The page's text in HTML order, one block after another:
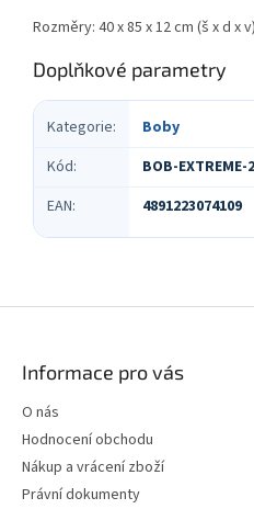
Rozměry: 40 x 85 x 12 cm (š x d x
Doplňkové parametry
Kategorie:
Boby
Kód:
BOB-EXTREME-2
EAN: 4891223074109
Informace pro vás
O nás
Hodnocení obchodu
Nákup a vrácení zboží
Právní dokumenty